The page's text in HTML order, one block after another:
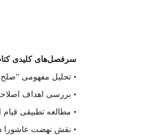
سرفصل‌های کلیدی
• تحلیل مفهومی
• بررسی اهداف
• مطالعه تطبیقی
• نقش نهضت عاشورا